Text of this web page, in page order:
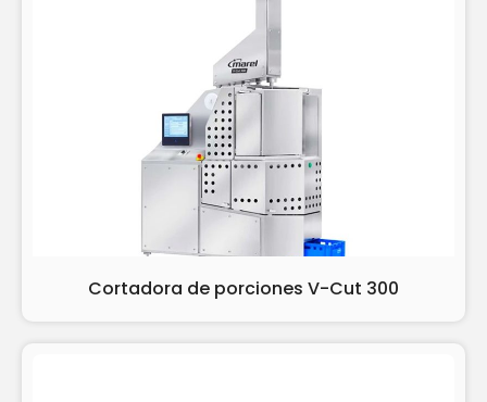
Cortadora de porciones V-Cut 300